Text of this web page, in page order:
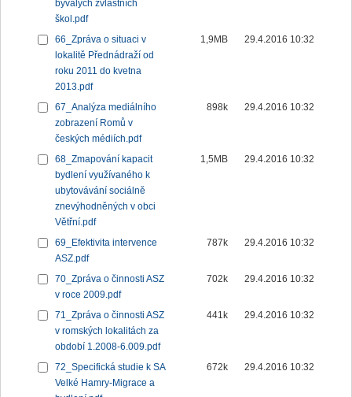
bývalých zvláštních
škol.pdf
66_Zpráva o situaci v
lokalitě Přednádraží od
roku 2011 do kvetna
2013.pdf
1,9MB 29.4.2016 10:32
67_Analýza mediálního
zobrazení Romů v
českých médiích.pdf
898k 29.4.2016 10:32
68_Zmapování kapacit
bydlení využívaného k
ubytovávání sociálně
znevýhodněných v obci
Větřní.pdf
1,5MB 29.4.2016 10:32
69_Efektivita intervence
ASZ.pdf
787k 29.4.2016 10:32
70_Zpráva o činnosti ASZ
v roce 2009.pdf
702k 29.4.2016 10:32
71_Zpráva o činnosti ASZ
v romských lokalitách za
období 1.2008-6.009.pdf
441k 29.4.2016 10:32
72_Specifická studie k SA
Velké Hamry-Migrace a
672k 29.4.2016 10:32